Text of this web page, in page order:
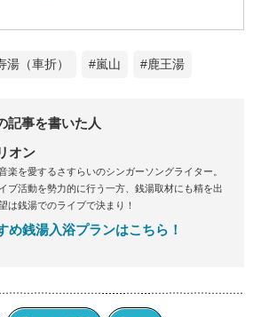
湯（車折） #嵐山 #鹿王湯
記事を書いた人
オン
楽を愛するさすらいのシンガーソングライター。
ブ活動を勢力的に行う一方、銭湯取材にも精を出
は銭湯でのライブで決まり！
め銭湯入浴プランはこちら！